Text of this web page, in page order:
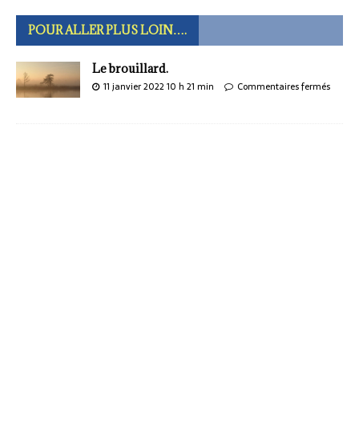
POUR ALLER PLUS LOIN….
Le brouillard.
11 janvier 2022 10 h 21 min Commentaires fermés